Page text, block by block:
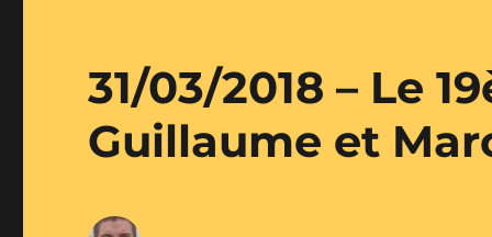
31/03/2018 – Le
Guillaume et